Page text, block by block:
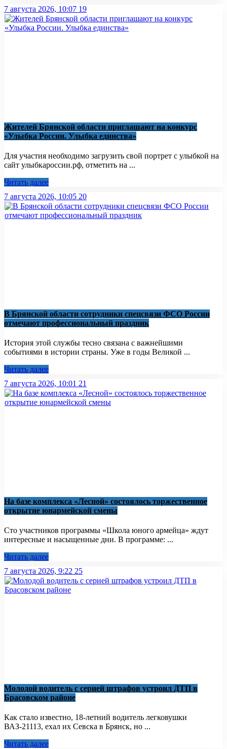
7 августа 2026, 10:07 19
Жителей Брянской области приглашают на конкурс
«Улыбка России. Улыбка единства»
Для участия необходимо загрузить свой портрет с улыбкой на
сайт улыбкароссии.рф, отметить на ...
Читать далее
7 августа 2026, 10:05 20
В Брянской области сотрудники спецсвязи ФСО России
отмечают профессиональный праздник
История этой службы тесно связана с важнейшими
событиями в истории страны. Уже в годы Великой ...
Читать далее
7 августа 2026, 10:01 21
На базе комплекса «Лесной» состоялось торжественное
открытие юнармейской смены
Сто участников программы «Школа юного армейца» ждут
интересные и насыщенные дни. В программе: ...
Читать далее
7 августа 2026, 9:22 25
Молодой водитель с серией штрафов устроил ДТП в
Брасовском районе
Как стало известно, 18-летний водитель легковушки
ВАЗ-21113, ехал их Севска в Брянск, но ...
Читать далее